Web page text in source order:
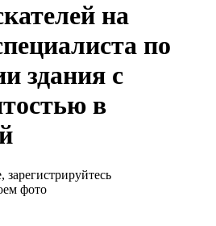
на
по
здания с
в
фото